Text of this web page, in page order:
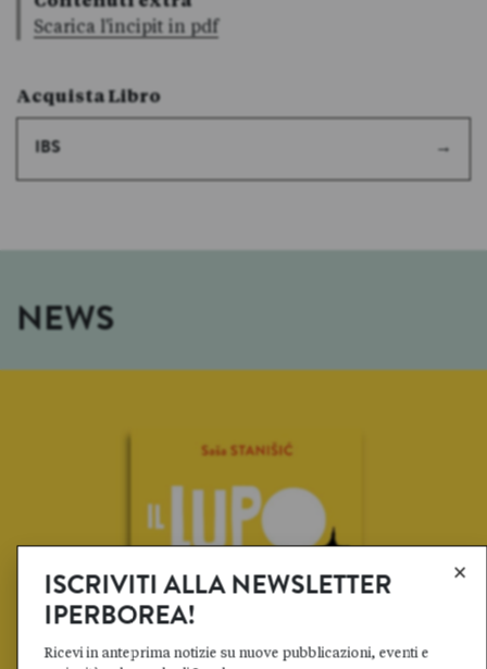
Scarica l'incipit in pdf
Acquista Libro
IBS
NEWS
×
ISCRIVITI ALLA NEWSLETTER
IPERBOREA!
Ricevi in anteprima notizie su nuove pubblicazioni, eventi e